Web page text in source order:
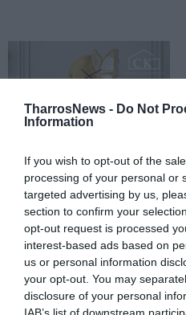
TharrosNews - Do Not
Information
If you wish to opt-out of the
processing of your personal or
targeted advertising by us,
section to confirm your
opt-out request is processed
interest-based ads based on
us or personal information
your opt-out. You may
disclosure of your personal
IAB’s list of downstream